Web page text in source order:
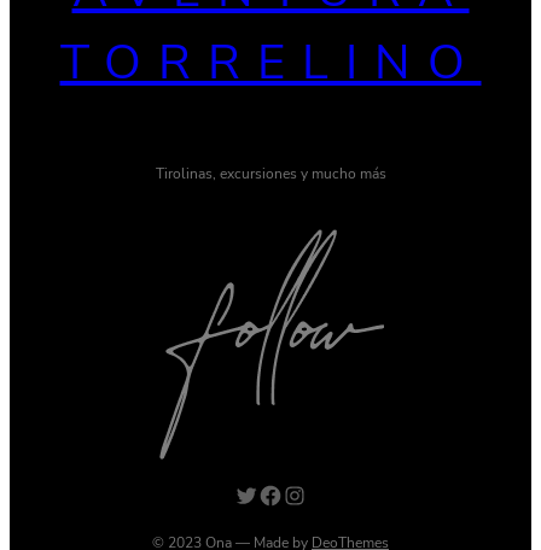
TORRELINO
Tirolinas, excursiones y mucho más
Twitter Facebook Instagram
© 2023 Ona — Made by DeoThemes